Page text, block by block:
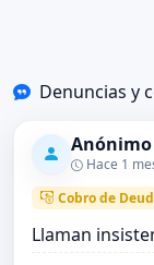
Denuncias y
Anónimo
Hace 1
Cobro de
Llaman